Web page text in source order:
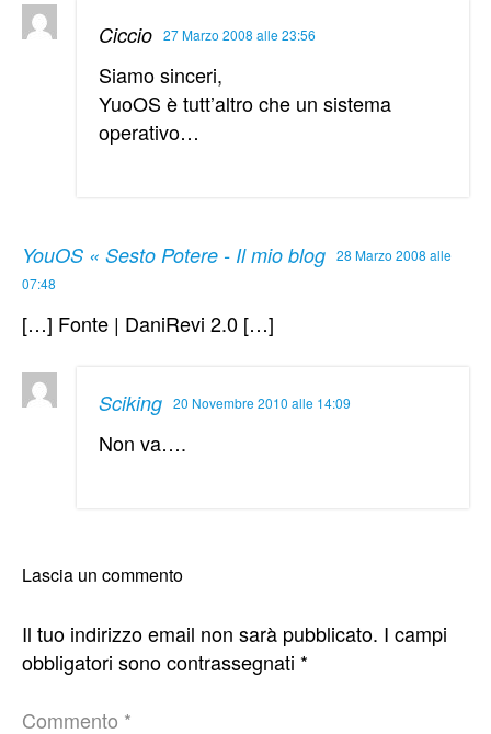
Ciccio 27 Marzo 2008 alle 23:56
Siamo sinceri,
YuoOS è tutt’altro che un sistema
operativo…
YouOS « Sesto Potere - Il mio blog 28 Marzo 2008 alle
07:48
[…] Fonte | DaniRevi 2.0 […]
Sciking 20 Novembre 2010 alle 14:09
Non va….
Lascia un commento
Il tuo indirizzo email non sarà pubblicato. I campi
obbligatori sono contrassegnati *
Commento *